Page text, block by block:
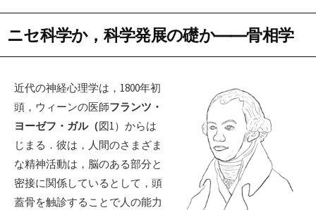
ニセ科学か，科学発展の礎か――骨相学
近代の神経心理学は，1800年初
頭，ウィーンの医師フランツ・
ヨーゼフ・ガル（図1）からは
じまる．彼は，人間のさまざま
な精神活動は，脳のある部分と
密接に関係しているとして，頭
蓋骨を触診することで人の能力